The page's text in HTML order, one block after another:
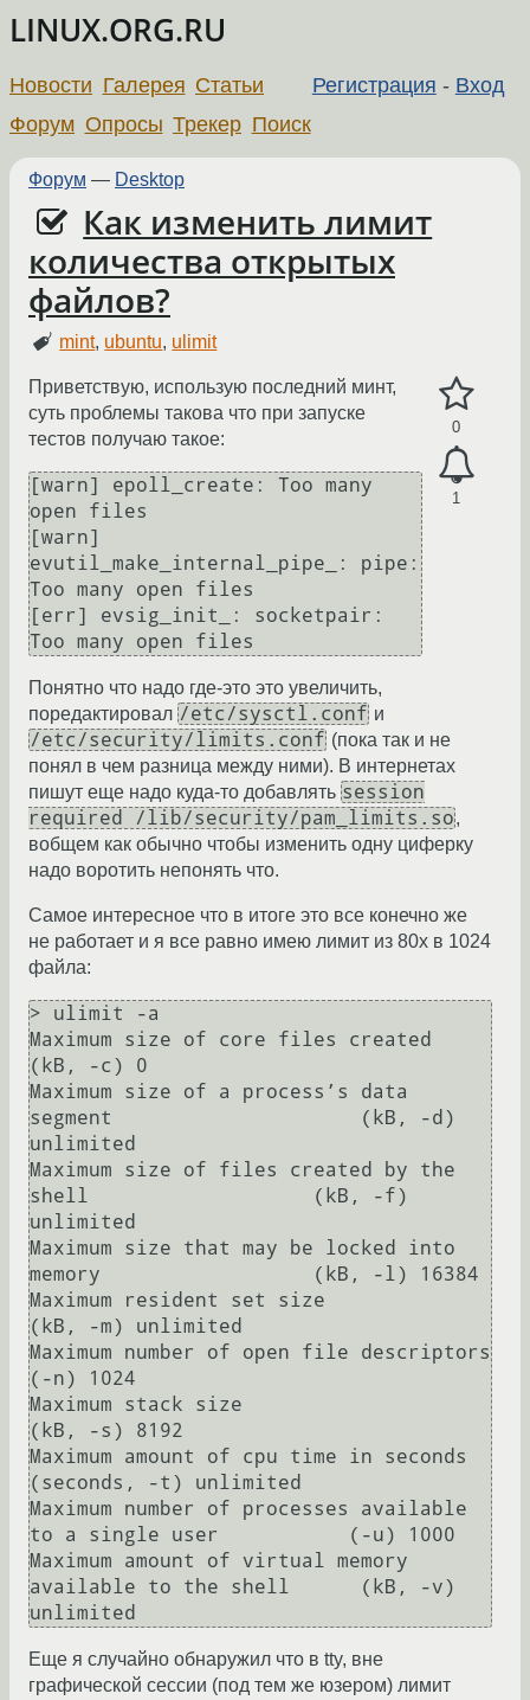
LINUX.ORG.RU
Регистрация - Вход
Новости Галерея Статьи
Форум Опросы Трекер Поиск
Форум — Desktop
Как изменить лимит
количества открытых
файлов?
mint, ubuntu, ulimit
0
1
Приветствую, использую последний минт,
суть проблемы такова что при запуске
тестов получаю такое:
[warn] epoll_create: Too many
open files
[warn]
evutil_make_internal_pipe_: pipe:
Too many open files
[err] evsig_init_: socketpair:
Понятно что надо где-это это увеличить,
поредактировал /etc/sysctl.conf и
/etc/security/limits.conf (пока так и не
понял в чем разница между ними). В интернетах
пишут еще надо куда-то добавлять session
required /lib/security/pam_limits.so,
вобщем как обычно чтобы изменить одну циферку
надо воротить непонять что.
Самое интересное что в итоге это все конечно же
не работает и я все равно имею лимит из 80х в 1024
файла:
> ulimit -a
Maximum size of core files created
(kB, -c) 0
Maximum size of a process’s data
segment                     (kB, -d)
unlimited
Maximum size of files created by the
shell                   (kB, -f)
unlimited
Maximum size that may be locked into
memory                  (kB, -l) 16384
Maximum resident set size
(kB, -m) unlimited
Maximum number of open file descriptors
(-n) 1024
Maximum stack size
(kB, -s) 8192
Maximum amount of cpu time in seconds
(seconds, -t) unlimited
Maximum number of processes available
to a single user           (-u) 1000
Maximum amount of virtual memory
available to the shell      (kB, -v)
Еще я случайно обнаружил что в tty, вне
графической сессии (под тем же юзером) лимит